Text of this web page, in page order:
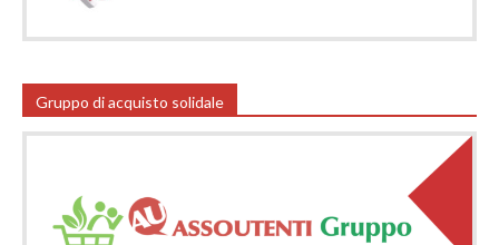
Gruppo di acquisto solidale